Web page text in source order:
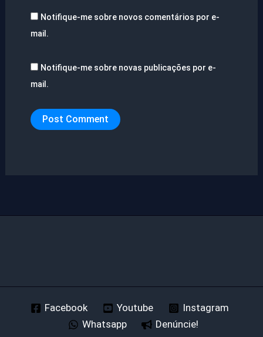
Notifique-me sobre novos comentários por e-
mail.
Notifique-me sobre novas publicações por e-
mail.
Facebook Youtube
Instagram
Whatsapp
Denúncie!